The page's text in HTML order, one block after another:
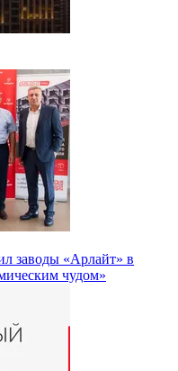
заводы «Арлайт» в
чудом»